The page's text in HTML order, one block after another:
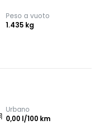
Peso a vuoto
1.435 kg
Urbano
0,00 l/100 km